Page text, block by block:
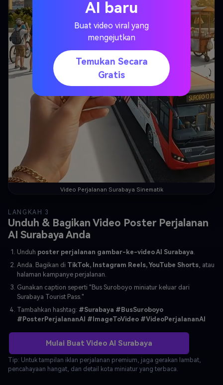
Video Perjalanan Surabaya Sinematik
LANGKAH 3
Unduh & Bagikan Video Poster Perjalanan
AI Surabaya Anda
Unduh poster perjalanan gambar-ke-video AI Surabaya
Anda. Bagikan di TikTok, Instagram Reels, YouTube Shorts , atau
halaman kampanye perjalanan.
Gunakan caption seperti "Bus Suroboyo miniatur keluar dari
Surabaya Tourist Pass."
Tambahkan hashtag: #Surabaya #BusSuroboyo
#PosterPerjalananAI #ImageToVideo #VideoPerjalananAI
Mulai Buat Video AI Surabaya
Tip: Untuk tampilan iklan perjalanan premium, jaga gerakan lambat,
pencahayaan hangat, dan detail kota miniatur yang terbaca.
AI baru
Buat video viral yang
mengejutkan
Temukan Secara
Gratis